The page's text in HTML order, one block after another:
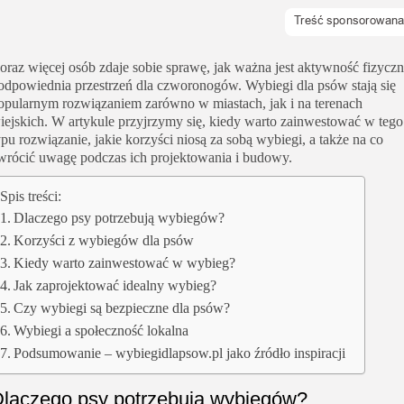
więcej osób zdaje sobie sprawę, jak ważna jest aktywność
przestrzeń dla czworonogów. Wybiegi dla psów stają się
rozwiązaniem zarówno w miastach, jak i na terenach
W artykule przyjrzymy się, kiedy warto zainwestować w tego
rozwiązanie, jakie korzyści niosą za sobą wybiegi, a także na co
uwagę podczas ich projektowania i budowy.
Spis treści:
Dlaczego psy potrzebują wybiegów?
Korzyści z wybiegów dla psów
Kiedy warto zainwestować w wybieg?
Jak zaprojektować idealny wybieg?
Czy wybiegi są bezpieczne dla psów?
Wybiegi a społeczność lokalna
Podsumowanie – wybiegidlapsow.pl jako źródło inspiracji
psy potrzebują wybiegów?